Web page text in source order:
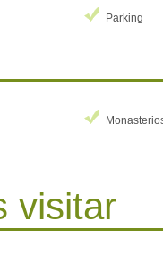
Parking
visitar